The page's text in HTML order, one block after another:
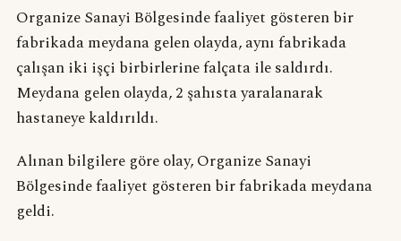
Organize Sanayi Bölgesinde faaliyet gösteren bir
fabrikada meydana gelen olayda, aynı fabrikada
çalışan iki işçi birbirlerine falçata ile saldırdı.
Meydana gelen olayda, 2 şahısta yaralanarak
hastaneye kaldırıldı.
Alınan bilgilere göre olay, Organize Sanayi
Bölgesinde faaliyet gösteren bir fabrikada meydana
geldi.